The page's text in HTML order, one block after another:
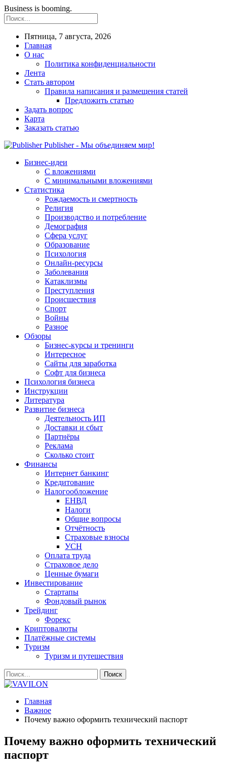
Business is booming.
Пятница, 7 августа, 2026
Главная
О нас
Политика конфиденциальности
Лента
Стать автором
Правила написания и размещения статей
Предложить статью
Задать вопрос
Карта
Заказать статью
Publisher - Мы объединяем мир!
Бизнес-идеи
С вложениями
С минимальными вложениями
Статистика
Рождаемость и смертность
Религия
Производство и потребление
Демография
Сфера услуг
Образование
Психология
Онлайн-ресурсы
Заболевания
Катаклизмы
Преступления
Происшествия
Спорт
Войны
Разное
Обзоры
Бизнес-курсы и тренинги
Интересное
Сайты для заработка
Софт для бизнеса
Психология бизнеса
Инструкции
Литература
Развитие бизнеса
Деятельность ИП
Доставки и сбыт
Партнёры
Реклама
Сколько стоит
Финансы
Интернет банкинг
Кредитование
Налогообложение
ЕНВД
Налоги
Общие вопросы
Отчётность
Страховые взносы
УСН
Оплата труда
Страховое дело
Ценные бумаги
Инвестирование
Стартапы
Фондовый рынок
Трейдинг
Форекс
Криптовалюты
Платёжные системы
Туризм
Туризм и путешествия
Главная
Важное
Почему важно оформить технический паспорт
Почему важно оформить технический
паспорт